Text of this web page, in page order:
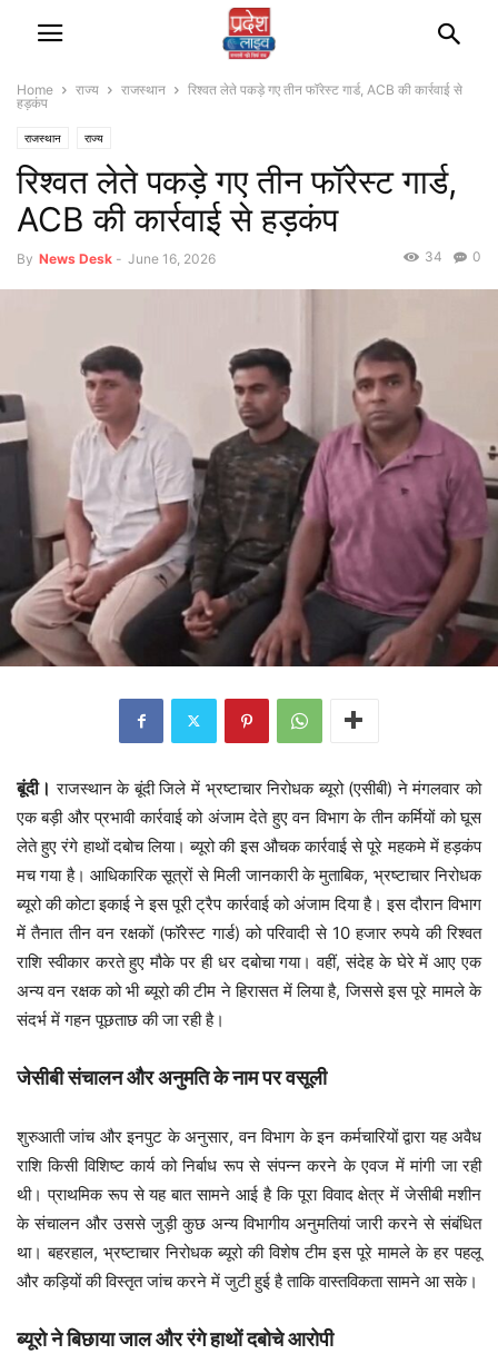
Home राज्‍य राजस्‍थान
रिश्वत लेते पकड़े गए तीन फॉरेस्ट गार्ड, ACB की कार्रवाई से
हड़कंप
राजस्‍थान राज्‍य
रिश्वत लेते पकड़े गए तीन फॉरेस्ट गार्ड,
ACB की कार्रवाई से हड़कंप
By News Desk - June 16, 2026 0
34
बूंदी। राजस्थान के बूंदी जिले में भ्रष्टाचार निरोधक ब्यूरो (एसीबी) ने मंगलवार को
एक बड़ी और प्रभावी कार्रवाई को अंजाम देते हुए वन विभाग के तीन कर्मियों को घूस
लेते हुए रंगे हाथों दबोच लिया। ब्यूरो की इस औचक कार्रवाई से पूरे महकमे में हड़कंप
मच गया है। आधिकारिक सूत्रों से मिली जानकारी के मुताबिक, भ्रष्टाचार निरोधक
ब्यूरो की कोटा इकाई ने इस पूरी ट्रैप कार्रवाई को अंजाम दिया है। इस दौरान विभाग
में तैनात तीन वन रक्षकों (फॉरेस्ट गार्ड) को परिवादी से 10 हजार रुपये की रिश्वत
राशि स्वीकार करते हुए मौके पर ही धर दबोचा गया। वहीं, संदेह के घेरे में आए एक
अन्य वन रक्षक को भी ब्यूरो की टीम ने हिरासत में लिया है, जिससे इस पूरे मामले के
संदर्भ में गहन पूछताछ की जा रही है।
जेसीबी संचालन और अनुमति के नाम पर वसूली
शुरुआती जांच और इनपुट के अनुसार, वन विभाग के इन कर्मचारियों द्वारा यह अवैध
राशि किसी विशिष्ट कार्य को निर्बाध रूप से संपन्न करने के एवज में मांगी जा रही
थी। प्राथमिक रूप से यह बात सामने आई है कि पूरा विवाद क्षेत्र में जेसीबी मशीन
के संचालन और उससे जुड़ी कुछ अन्य विभागीय अनुमतियां जारी करने से संबंधित
था। बहरहाल, भ्रष्टाचार निरोधक ब्यूरो की विशेष टीम इस पूरे मामले के हर पहलू
और कड़ियों की विस्तृत जांच करने में जुटी हुई है ताकि वास्तविकता सामने आ सके।
ब्यूरो ने बिछाया जाल और रंगे हाथों दबोचे आरोपी